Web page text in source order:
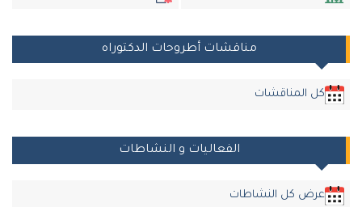
مناقشات أطروحات الدكتوراه
كل المناقشات
الفعاليات و النشاطات
عرض كل النشاطات